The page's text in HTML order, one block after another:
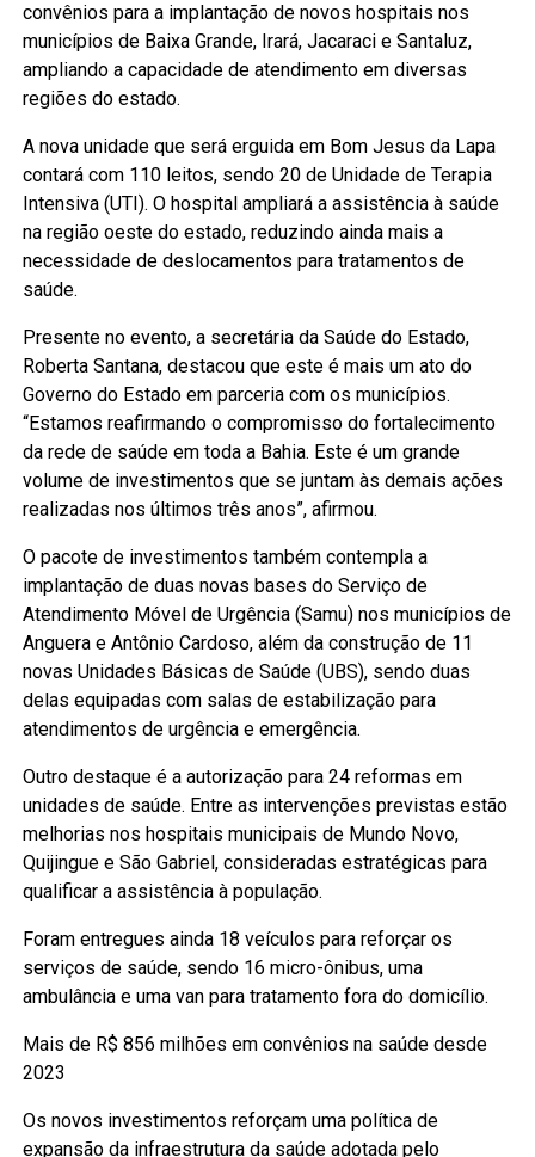
convênios para a implantação de novos hospitais nos
municípios de Baixa Grande, Irará, Jacaraci e Santaluz,
ampliando a capacidade de atendimento em diversas
regiões do estado.
A nova unidade que será erguida em Bom Jesus da Lapa
contará com 110 leitos, sendo 20 de Unidade de Terapia
Intensiva (UTI). O hospital ampliará a assistência à saúde
na região oeste do estado, reduzindo ainda mais a
necessidade de deslocamentos para tratamentos de
saúde.
Presente no evento, a secretária da Saúde do Estado,
Roberta Santana, destacou que este é mais um ato do
Governo do Estado em parceria com os municípios.
“Estamos reafirmando o compromisso do fortalecimento
da rede de saúde em toda a Bahia. Este é um grande
volume de investimentos que se juntam às demais ações
realizadas nos últimos três anos”, afirmou.
O pacote de investimentos também contempla a
implantação de duas novas bases do Serviço de
Atendimento Móvel de Urgência (Samu) nos municípios de
Anguera e Antônio Cardoso, além da construção de 11
novas Unidades Básicas de Saúde (UBS), sendo duas
delas equipadas com salas de estabilização para
atendimentos de urgência e emergência.
Outro destaque é a autorização para 24 reformas em
unidades de saúde. Entre as intervenções previstas estão
melhorias nos hospitais municipais de Mundo Novo,
Quijingue e São Gabriel, consideradas estratégicas para
qualificar a assistência à população.
Foram entregues ainda 18 veículos para reforçar os
serviços de saúde, sendo 16 micro-ônibus, uma
ambulância e uma van para tratamento fora do domicílio.
Mais de R$ 856 milhões em convênios na saúde desde
2023
Os novos investimentos reforçam uma política de
expansão da infraestrutura da saúde adotada pelo